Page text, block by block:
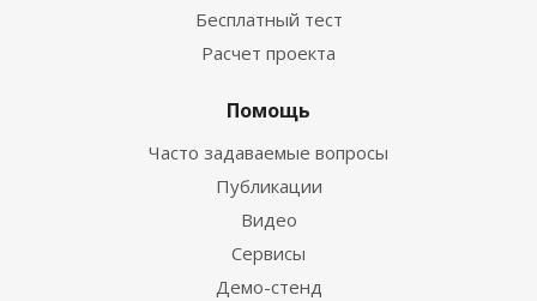
Бесплатный тест
Расчет проекта
Помощь
Часто задаваемые вопросы
Публикации
Видео
Сервисы
Демо-стенд